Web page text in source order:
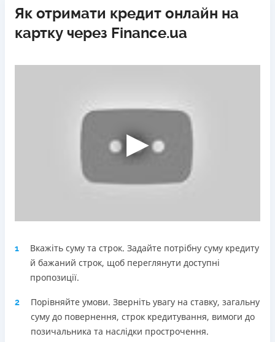
Недоліки
Нема програми лояльності для постійних клієнтів
Нема кредиту для юросіб (ФОП)
Telegram, Facebook
Онлайн (через сайт або інтернет-банкінг)
Через термінали Приватбанку
Через термінали самообслуговування
Ліцензія переоформлена 18.03.2024 р.
Як отримати кредит онлайн на
картку через Finance.ua
1
Вкажіть суму та строк. Задайте потрібну суму кредиту
й бажаний строк, щоб переглянути доступні
пропозиції.
2
Порівняйте умови. Зверніть увагу на ставку, загальну
суму до повернення, строк кредитування, вимоги до
позичальника та наслідки прострочення.